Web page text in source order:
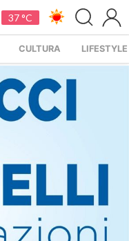
37 °C
CULTURA LIFESTYLE